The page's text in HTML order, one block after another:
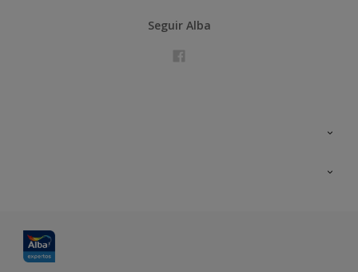
Seguir Alba